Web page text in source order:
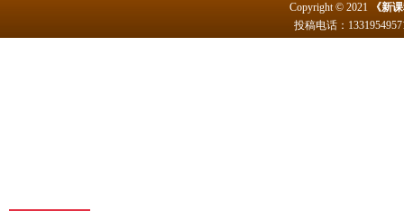
Copyright © 2021
《新
投稿电话：